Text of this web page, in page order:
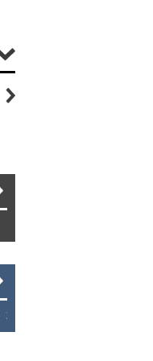
G
EUR 1,229 WB
NZD 2.1889